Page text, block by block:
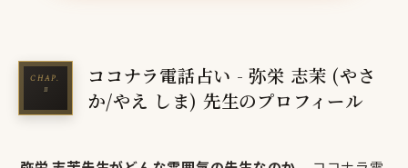
ココナラ電話占い - 弥栄 志茉 (やさ
か/やえ しま) 先生のプロフィール